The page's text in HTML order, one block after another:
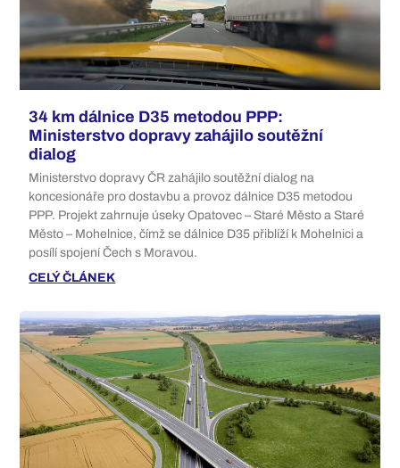
34 km dálnice D35 metodou PPP:
Ministerstvo dopravy zahájilo soutěžní
dialog
Ministerstvo dopravy ČR zahájilo soutěžní dialog na
koncesionáře pro dostavbu a provoz dálnice D35 metodou
PPP. Projekt zahrnuje úseky Opatovec – Staré Město a Staré
Město – Mohelnice, čímž se dálnice D35 přiblíží k Mohelnici a
posílí spojení Čech s Moravou.
CELÝ ČLÁNEK